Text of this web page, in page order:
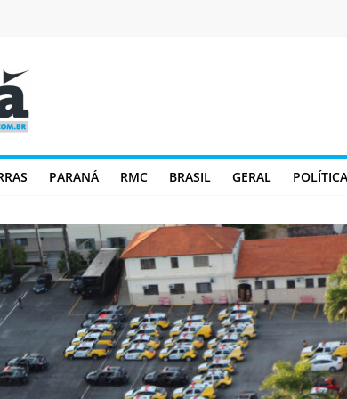
PARANÁ RMC BRASIL GERAL POLÍTICA